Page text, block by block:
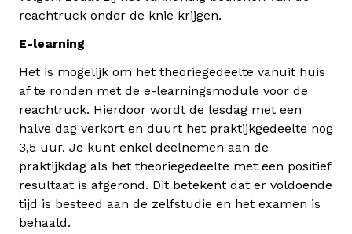
reachtruck onder de knie krijgen.
E-learning
Het is mogelijk om het theoriegedeelte vanuit huis
af te ronden met de e-learningsmodule voor de
reachtruck. Hierdoor wordt de lesdag met een
halve dag verkort en duurt het praktijkgedeelte nog
3,5 uur. Je kunt enkel deelnemen aan de
praktijkdag als het theoriegedeelte met een positief
resultaat is afgerond. Dit betekent dat er voldoende
tijd is besteed aan de zelfstudie en het examen is
behaald.